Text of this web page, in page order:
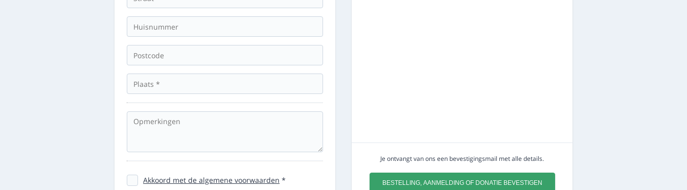
Akkoord met de algemene voorwaarden *
Je ontvangt van ons een bevestigingsmail met alle details.
BESTELLING, AANMELDING OF DONATIE BEVESTIGEN